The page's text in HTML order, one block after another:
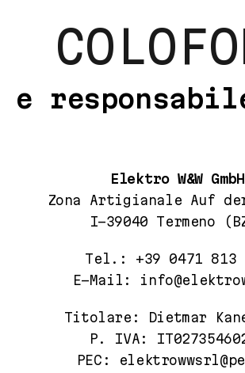
e
Elektro W&W GmbH
Zona Artigianale Auf
I-39040 Termeno
Tel.: +39 0471 813
E-Mail:
Titolare: Dietmar
P. IVA:
PEC: